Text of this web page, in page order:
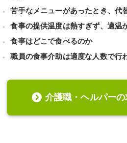
苦手なメニューがあったとき、代
食事の提供温度は熱すぎず、適温
食事はどこで食べるのか
職員の食事介助は適度な人数で行
介護職・ヘルパー